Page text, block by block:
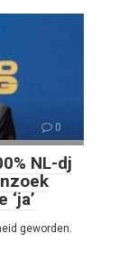
0
NL-dj
geworden.